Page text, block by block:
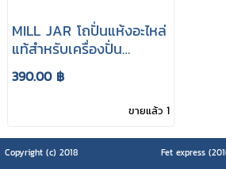
MILL JAR โถปั่นแห้งอะไหล่
แท้สำหรับเครื่องปั่น
PHILIPS รุ่น HR2056
390.00 ฿
ขายแล้ว 1
Copyright (c) 2018 Fet express